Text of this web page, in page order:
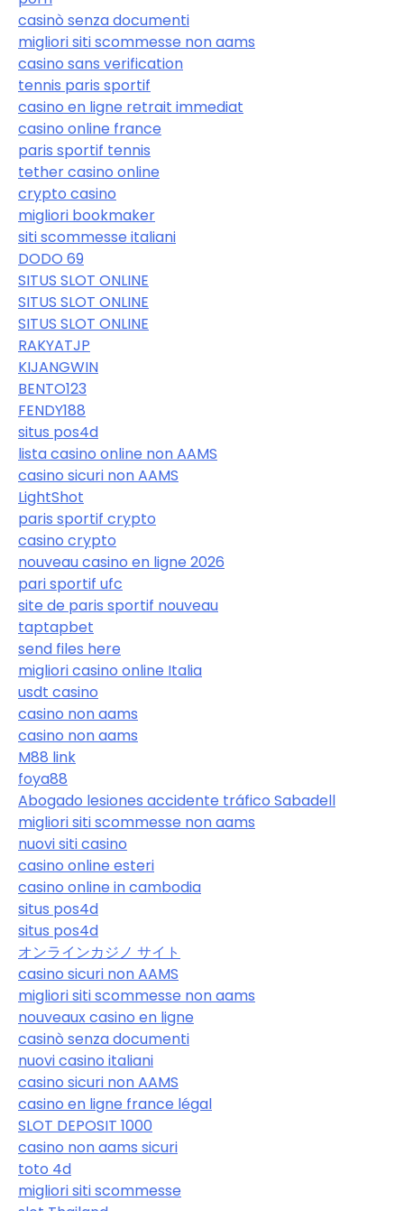
casinò senza documenti
migliori siti scommesse non aams
casino sans verification
tennis paris sportif
casino en ligne retrait immediat
casino online france
paris sportif tennis
tether casino online
crypto casino
migliori bookmaker
siti scommesse italiani
DODO 69
SITUS SLOT ONLINE
SITUS SLOT ONLINE
SITUS SLOT ONLINE
RAKYATJP
KIJANGWIN
BENTO123
FENDY188
situs pos4d
lista casino online non AAMS
casino sicuri non AAMS
LightShot
paris sportif crypto
casino crypto
nouveau casino en ligne 2026
pari sportif ufc
site de paris sportif nouveau
taptapbet
send files here
migliori casino online Italia
usdt casino
casino non aams
casino non aams
M88 link
foya88
Abogado lesiones accidente tráfico Sabadell
migliori siti scommesse non aams
nuovi siti casino
casino online esteri
casino online in cambodia
situs pos4d
situs pos4d
オンラインカジノ サイト
casino sicuri non AAMS
migliori siti scommesse non aams
nouveaux casino en ligne
casinò senza documenti
nuovi casino italiani
casino sicuri non AAMS
casino en ligne france légal
SLOT DEPOSIT 1000
casino non aams sicuri
toto 4d
migliori siti scommesse